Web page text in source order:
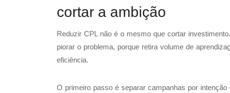
cortar a ambição
Reduzir CPL não é o mesmo que cortar
piorar o problema, porque retira volume de
eficiência.
O primeiro passo é separar campanhas por